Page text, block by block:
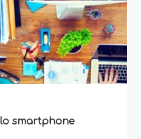
smartphone